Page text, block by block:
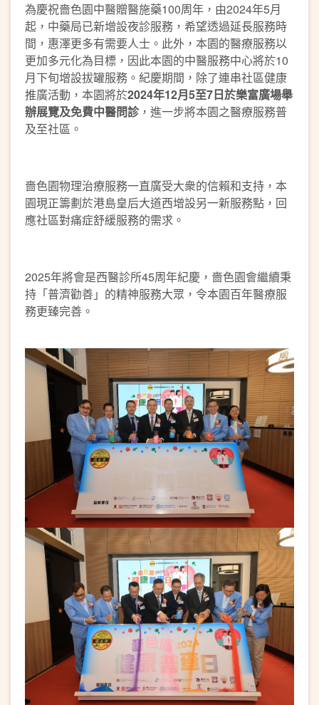
為慶祝嗇色園中醫贈醫施藥100周年，由2024年5月
起，中藥局已新增設夜診服務，希望透過延長服務時
間，惠澤更多有需要人士。此外，本園的醫療服務以
更加多元化為目標，因此本園的中醫服務中心將於10
月下旬增設拔罐服務。紀慶期間，除了連串社區健康
推廣活動，本園將於2024年12月5至7日於樂富廣場舉
辦展覽及免費中醫問診，進一步將本園之醫療服務普
及至社區。
嗇色園物理治療服務一直廣受大衆的信賴和支持，本
園現正籌劃於港島皇后大道西增設另一新服務點，回
應社區對痛症舒緩服務的需求。
2025年將會是西醫診所45周年紀慶，嗇色園會繼續秉
持「普濟勸善」的精神服務大眾，令本園百年醫療服
務更臻完善。